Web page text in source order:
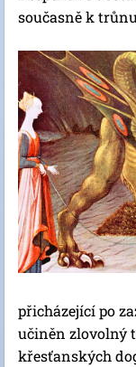
současně k
přicházející po
učiněn zlovolný
křesťanských